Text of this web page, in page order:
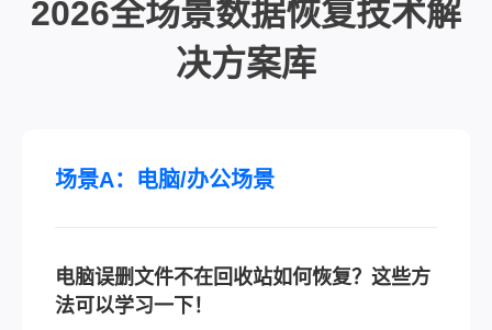
2026全场景数据恢复技术解
决方案库
场景A：电脑/办公场景
电脑误删文件不在回收站如何恢复？这些方
法可以学习一下！